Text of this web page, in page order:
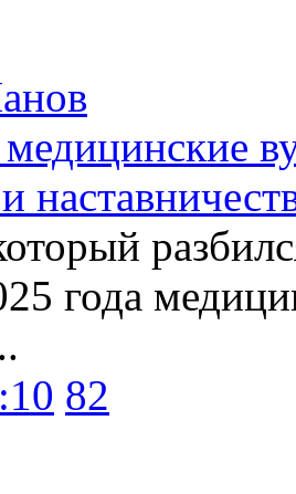
года
82